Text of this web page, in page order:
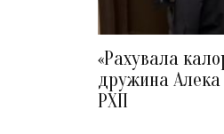
«Рахувала
дружина Алека
РХП